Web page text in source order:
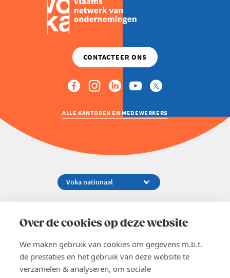
Over de cookies op deze website
We maken gebruik van cookies om gegevens m.b.t.
de prestaties en het gebruik van deze website te
verzamelen & analyseren, om sociale
ALLE KANTOREN EN MEDEWERKERS
02 229 81 11